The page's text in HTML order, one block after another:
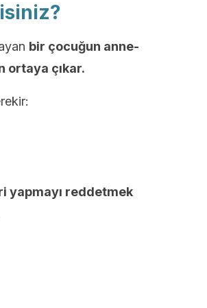
bir çocuğun anne-
ortaya çıkar.
yapmayı reddetmek